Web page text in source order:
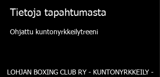
Tietoja tapahtumasta
Ohjattu kuntonyrkkeilytreeni
LOHJAN BOXING CLUB RY - KUNTONYRKKEILY -